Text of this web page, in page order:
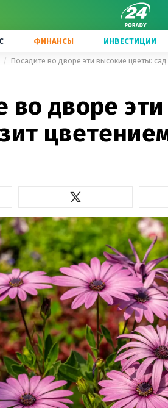
ФИНАНСЫ ИНВЕСТИЦИИ
Посадите во дворе эти высокие цветы:
во дворе